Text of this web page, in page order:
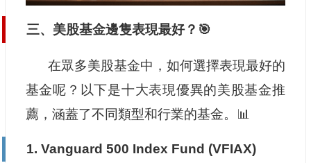
三、美股基金邊隻表現最好？🎯
在眾多美股基金中，如何選擇表現最好的
基金呢？以下是十大表現優異的美股基金推
薦，涵蓋了不同類型和行業的基金。📊
1. Vanguard 500 Index Fund (VFIAX)